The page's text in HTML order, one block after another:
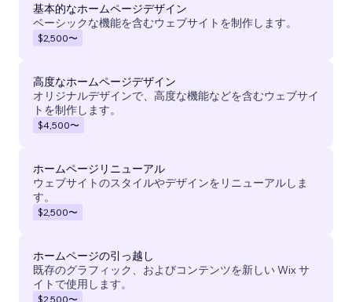
基本的なホームページデザイン
ベーシックな機能を含むウェブサイトを制作します。
$2,500〜
高度なホームページデザイン
オリジナルデザインで、高度な機能などを含むウェブサイ
トを制作します。
$4,500〜
ホームページリニューアル
ウェブサイトのスタイルやデザインをリニューアルしま
す。
$2,500〜
ホームページの引っ越し
既存のグラフィック、およびコンテンツを新しい Wix サ
イトで使用します。
$2,500〜